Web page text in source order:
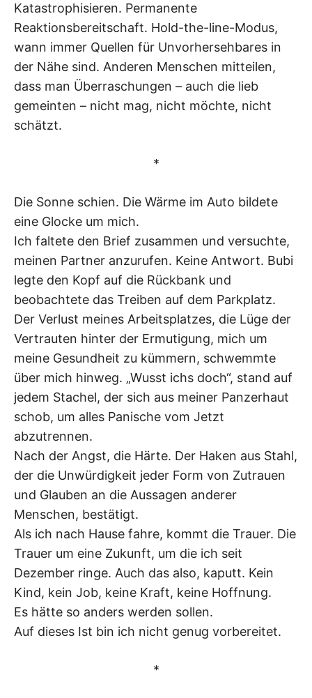
Katastrophisieren. Permanente
Reaktionsbereitschaft. Hold-the-line-Modus,
wann immer Quellen für Unvorhersehbares in
der Nähe sind. Anderen Menschen mitteilen,
dass man Überraschungen – auch die lieb
gemeinten – nicht mag, nicht möchte, nicht
schätzt.
*
Die Sonne schien. Die Wärme im Auto bildete
eine Glocke um mich.
Ich faltete den Brief zusammen und versuchte,
meinen Partner anzurufen. Keine Antwort. Bubi
legte den Kopf auf die Rückbank und
beobachtete das Treiben auf dem Parkplatz.
Der Verlust meines Arbeitsplatzes, die Lüge der
Vertrauten hinter der Ermutigung, mich um
meine Gesundheit zu kümmern, schwemmte
über mich hinweg. „Wusst ichs doch“, stand auf
jedem Stachel, der sich aus meiner Panzerhaut
schob, um alles Panische vom Jetzt
abzutrennen.
Nach der Angst, die Härte. Der Haken aus Stahl,
der die Unwürdigkeit jeder Form von Zutrauen
und Glauben an die Aussagen anderer
Menschen, bestätigt.
Als ich nach Hause fahre, kommt die Trauer. Die
Trauer um eine Zukunft, um die ich seit
Dezember ringe. Auch das also, kaputt. Kein
Kind, kein Job, keine Kraft, keine Hoffnung.
Es hätte so anders werden sollen.
Auf dieses Ist bin ich nicht genug vorbereitet.
*